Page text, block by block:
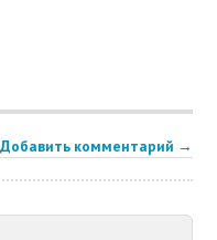
Добавить комментарий →